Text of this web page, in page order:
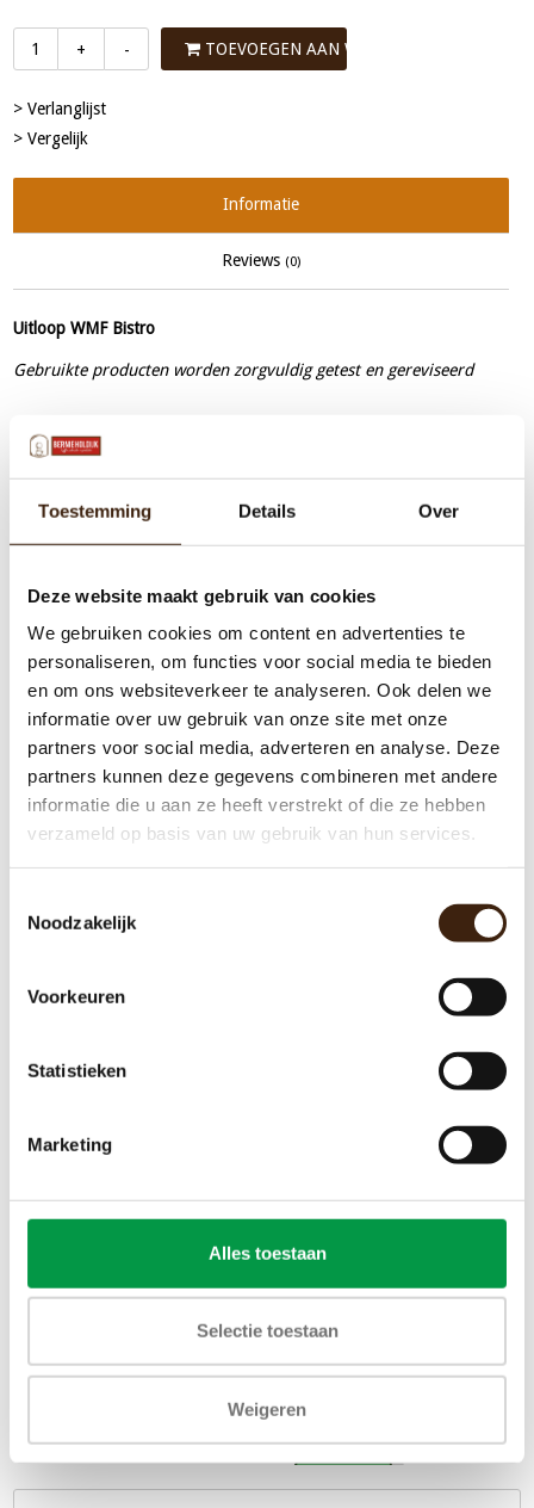
Toestemming Details Over
Deze website maakt gebruik van cookies
We gebruiken cookies om content en advertenties te
personaliseren, om functies voor social media te bieden
en om ons websiteverkeer te analyseren. Ook delen we
informatie over uw gebruik van onze site met onze
partners voor social media, adverteren en analyse. Deze
partners kunnen deze gegevens combineren met andere
informatie die u aan ze heeft verstrekt of die ze hebben
verzameld op basis van uw gebruik van hun services.
Noodzakelijk
Voorkeuren
Statistieken
Marketing
Alles toestaan
Selectie toestaan
Weigeren
+ - TOEVOEGEN AAN WINKELWAGEN
> Verlanglijst
> Vergelijk
Informatie
Reviews (0)
Uitloop WMF Bistro
Gebruikte producten worden zorgvuldig getest en gereviseerd